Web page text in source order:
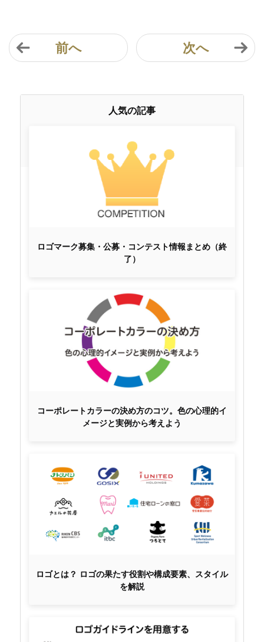
前へ 次へ
人気の記事
ロゴマーク募集・公募・コンテスト情報まとめ（終
了）
コーポレートカラーの決め方のコツ。色の心理的イ
メージと実例から考えよう
ロゴとは？ ロゴの果たす役割や構成要素、スタイル
を解説